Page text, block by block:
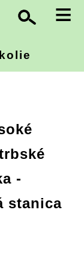
≡
-
stanica